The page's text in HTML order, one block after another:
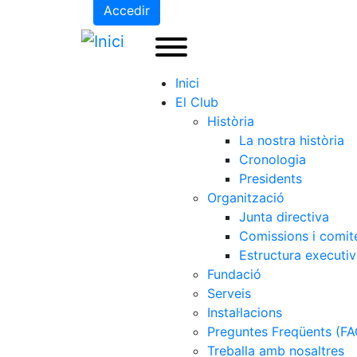
Accedir
Inici
El Club
Història
La nostra història
Cronologia
Presidents
Organització
Junta directiva
Comissions i
Estructura
Fundació
Serveis
Instal·lacions
Preguntes Freqüents
Treballa amb nosaltres